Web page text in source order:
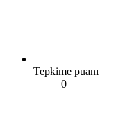
Tepkime puanı
0